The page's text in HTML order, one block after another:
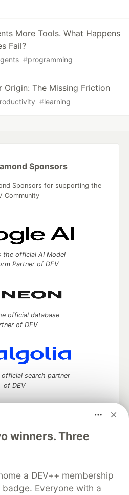
More Tools. What Happens
Fail?
#programming
Origin: The Missing Friction
#learning
winners. Three
a DEV++ membership
Everyone with a
Sponsors
Sponsors for supporting the
Community
the official AI Model
Partner of DEV
official database
of DEV
search partner
of DEV
to discuss and keep up software
your software career
Showcase About
Contact
DEV Shop
MLH